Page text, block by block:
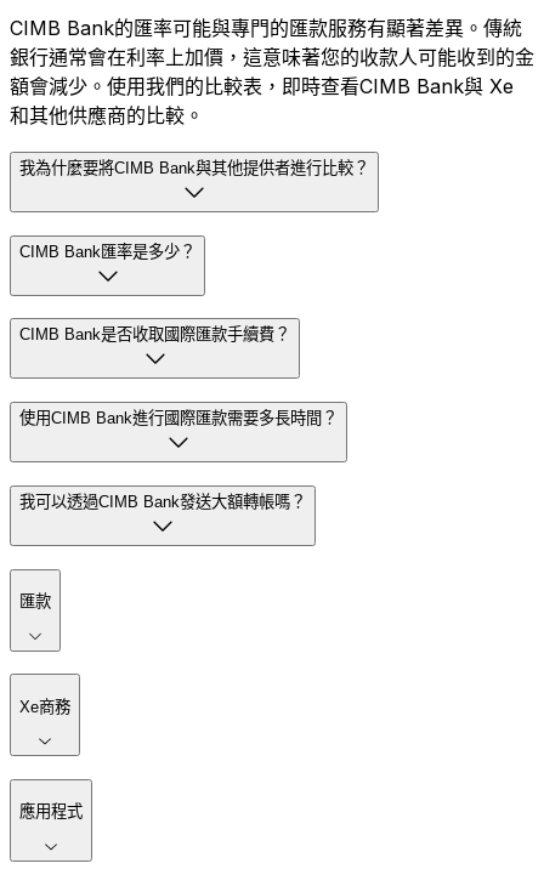
CIMB Bank的匯率可能與專門的匯款服務有顯著差異。傳統
銀行通常會在利率上加價，這意味著您的收款人可能收到的金
額會減少。使用我們的比較表，即時查看CIMB Bank與 Xe
和其他供應商的比較。
我為什麼要將CIMB Bank與其他提供者進行比較？
CIMB Bank匯率是多少？
CIMB Bank是否收取國際匯款手續費？
使用CIMB Bank進行國際匯款需要多長時間？
我可以透過CIMB Bank發送大額轉帳嗎？
匯款
Xe商務
應用程式